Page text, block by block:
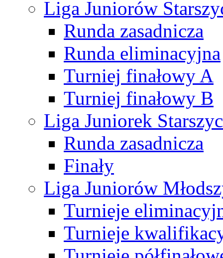
Liga Juniorów
Runda zasadnicza
Runda eliminacyjna
Turniej finałowy A
Turniej finałowy B
Liga Juniorek
Runda zasadnicza
Finały
Liga Juniorów
Turnieje
Turnieje